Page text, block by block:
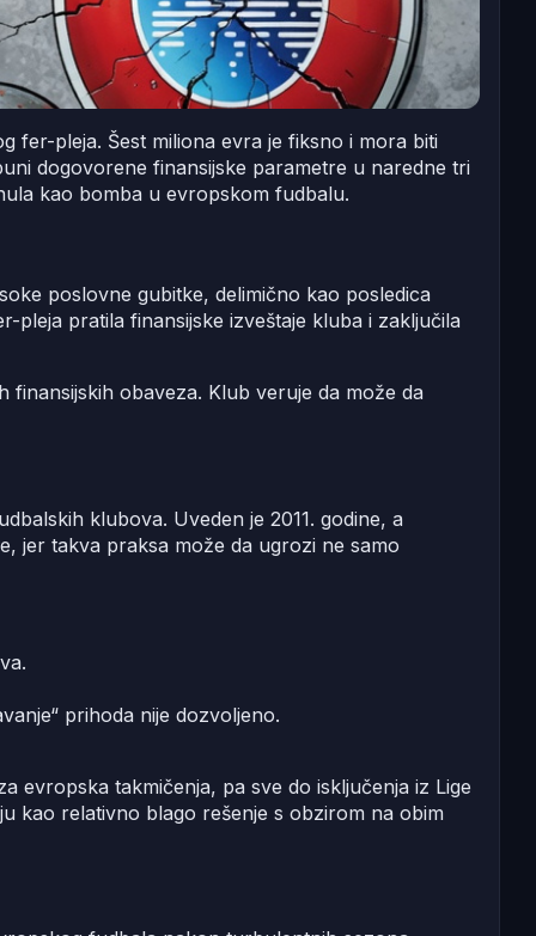
fer-pleja. Šest miliona evra je fiksno i mora biti
dogovorene finansijske parametre u naredne tri
kao bomba u evropskom fudbalu.
poslovne gubitke, delimično kao posledica
pleja pratila finansijske izveštaje kluba i zaključila
obaveza. Klub veruje da može da
klubova. Uveden je 2011. godine, a
jer takva praksa može da ugrozi ne samo
prihoda nije dozvoljeno.
evropska takmičenja, pa sve do isključenja iz Lige
kao relativno blago rešenje s obzirom na obim